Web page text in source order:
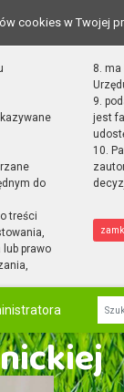
cookies w Twojej
do
treści
prawo
8.
9.
jest
10.